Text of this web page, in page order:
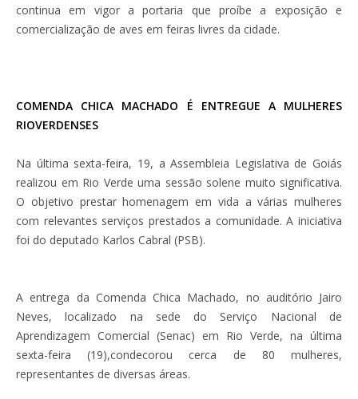
continua em vigor a portaria que proíbe a exposição e
comercialização de aves em feiras livres da cidade.
COMENDA CHICA MACHADO É ENTREGUE A MULHERES
RIOVERDENSES
Na última sexta-feira, 19, a Assembleia Legislativa de Goiás
realizou em Rio Verde uma sessão solene muito significativa.
O objetivo prestar homenagem em vida a várias mulheres
com relevantes serviços prestados a comunidade. A iniciativa
foi do deputado Karlos Cabral (PSB).
A entrega da Comenda Chica Machado, no auditório Jairo
Neves, localizado na sede do Serviço Nacional de
Aprendizagem Comercial (Senac) em Rio Verde, na última
sexta-feira (19),condecorou cerca de 80 mulheres,
representantes de diversas áreas.